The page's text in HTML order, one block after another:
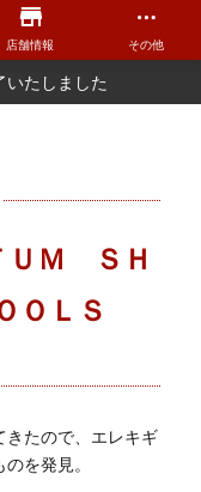
店舗情報 その他
たしました
ＵＭ ＳＨ
ＯＬＳ
たので、エレキギ
を発見。